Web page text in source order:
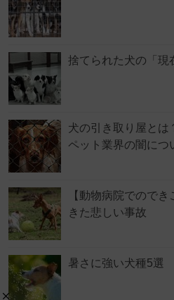
捨てられた犬の「現
犬の引き取り屋とは
ペット業界の闇につ
【動物病院でので
きた悲しい事故
暑さに強い犬種5選